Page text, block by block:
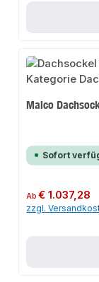
Maico
Sofort
Regulärer Preis:
Ab€ 1.037,28
zzgl.